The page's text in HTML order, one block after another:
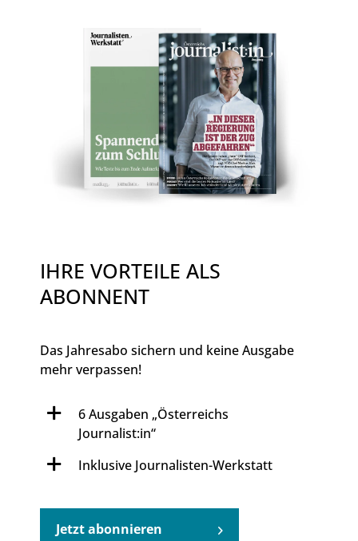
IHRE VORTEILE ALS
ABONNENT
Das Jahresabo sichern und keine Ausgabe
mehr verpassen!
6 Ausgaben „Österreichs
Journalist:in“
Inklusive Journalisten-Werkstatt
Jetzt abonnieren